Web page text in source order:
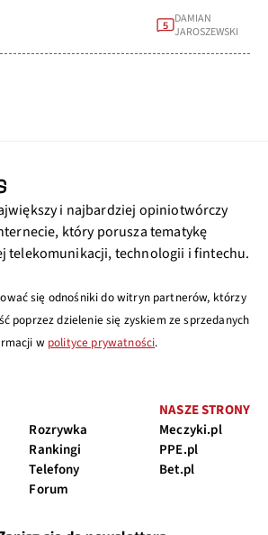
5 DAMIAN
JAROSZEWSKI
i najbardziej opiniotwórczy
który porusza tematykę
telekomunikacji, technologii i fintechu.
się odnośniki do witryn partnerów, którzy
poprzez dzielenie się zyskiem ze sprzedanych
w polityce prywatności.
Rozrywka
Rankingi
Telefony
Forum
NASZE STRONY
Meczyki.pl
PPE.pl
Bet.pl